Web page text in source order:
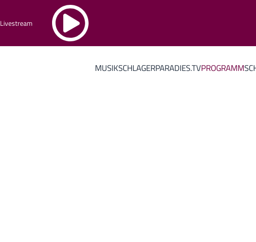
Livestream
MUSIKSCHLAGERPARADIES.TVPROGRAMM